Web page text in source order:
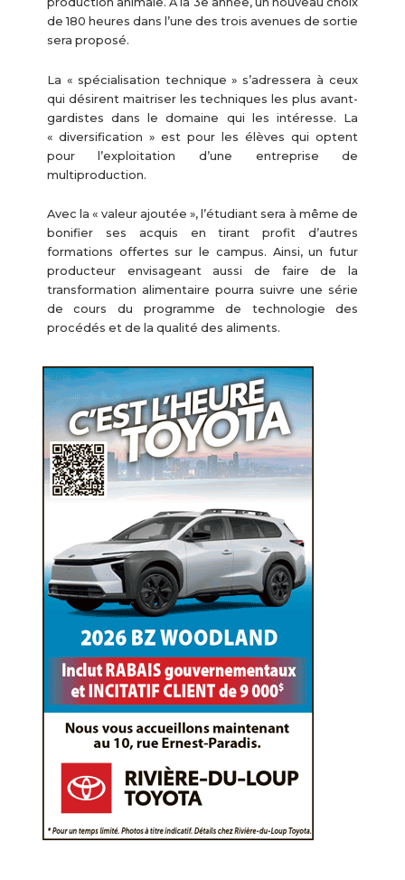
de 180 heures dans l’une des trois avenues de sortie
sera proposé.
La « spécialisation technique » s’adressera à ceux
qui désirent maitriser les techniques les plus avant-
gardistes dans le domaine qui les intéresse. La
« diversification » est pour les élèves qui optent
pour l’exploitation d’une entreprise de
multiproduction.
Avec la « valeur ajoutée », l’étudiant sera à même de
bonifier ses acquis en tirant profit d’autres
formations offertes sur le campus. Ainsi, un futur
producteur envisageant aussi de faire de la
transformation alimentaire pourra suivre une série
de cours du programme de technologie des
procédés et de la qualité des aliments.